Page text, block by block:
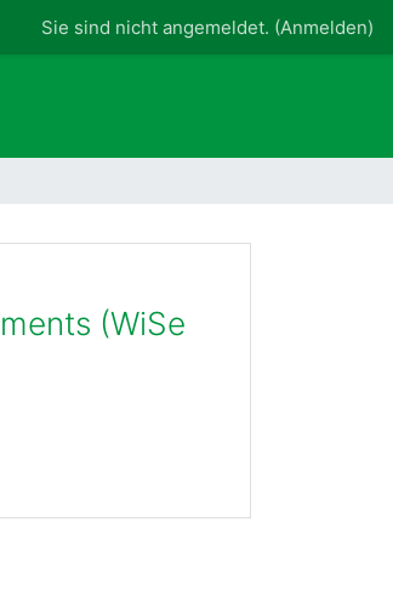
Sie sind nicht angemeldet. (Anmelden)
(WiSe